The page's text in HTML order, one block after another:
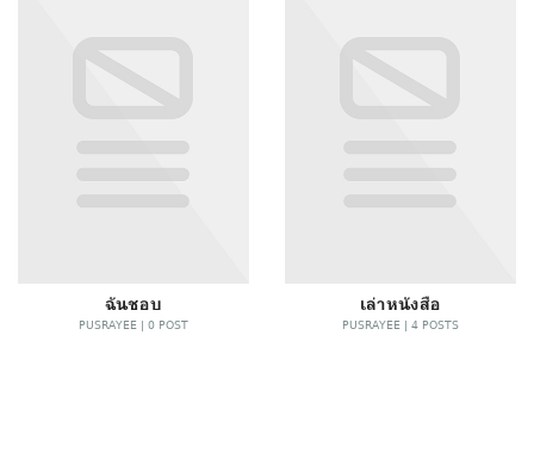
ฉันชอบ
PUSRAYEE | 0 POST
เล่าหนังสือ
PUSRAYEE | 4 POSTS